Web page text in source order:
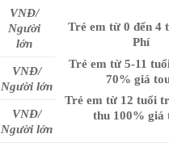
VNĐ/
Người
lớn
Trẻ em từ 0 đến 4
Phí
Trẻ em từ 5-11
70% giá
Trẻ em từ 12 tuổi
thu 100% giá
VNĐ/
Người lớn
VNĐ/
Người lớn